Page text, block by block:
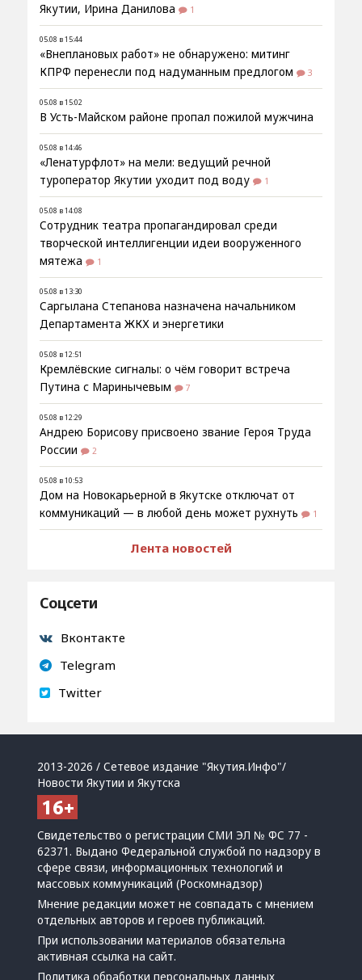
Якутии, Ирина Данилова
1
05.08 в 15:44
«Внеплановых работ» не обнаружено: митинг
КПРФ перенесли под надуманным предлогом
3
05.08 в 15:02
В Усть-Майском районе пропал пожилой мужчина
05.08 в 14:46
«Ленатурфлот» на мели: ведущий речной
туроператор Якутии уходит под воду
1
05.08 в 14:08
Сотрудник театра пропагандировал среди
творческой интеллигенции идеи вооруженного
мятежа
1
05.08 в 13:30
Саргылана Степанова назначена начальником
Департамента ЖКХ и энергетики
05.08 в 12:51
Кремлёвские сигналы: о чём говорит встреча
Путина с Маринычевым
7
05.08 в 12:29
Андрею Борисову присвоено звание Героя Труда
России
2
05.08 в 10:53
Дом на Новокарьерной в Якутске отключат от
коммуникаций — в любой день может рухнуть
1
Лента новостей
Соцсети
Вконтакте
Telegram
Twitter
2013-2026 / Сетевое издание "Якутия.Инфо"/
Новости Якутии и Якутска
Свидетельство о регистрации СМИ ЭЛ № ФС 77 -
62371. Выдано Федеральной службой по надзору в
сфере связи, информационных технологий и
массовых коммуникаций (Роскомнадзор)
Мнение редакции может не совпадать с мнением
отдельных авторов и героев публикаций.
При использовании материалов обязательна
активная ссылка на сайт.
Политика обработки персональных данных